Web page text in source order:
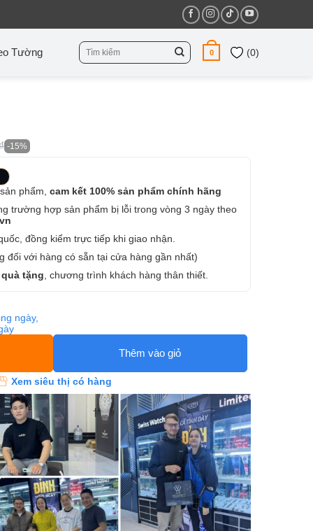
Tường
Tìm
kiếm:
0 (0)
-15%
phẩm, cam kết 100% sản phẩm chính hãng
trường hợp sản phẩm bị lỗi trong vòng 3 ngày theo
đồng kiểm trực tiếp khi giao nhận.
đối với hàng có sẵn tại cửa hàng gần nhất)
tặng , chương trình khách hàng thân thiết.
ngày,
Thêm vào giỏ
Xem siêu thị có hàng